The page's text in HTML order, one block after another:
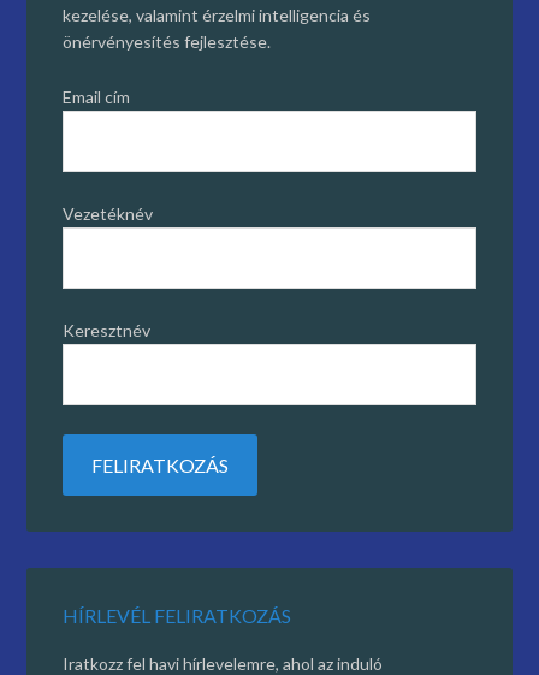
kezelése, valamint érzelmi intelligencia és
önérvényesítés fejlesztése.
Email cím
Vezetéknév
Keresztnév
HÍRLEVÉL FELIRATKOZÁS
Iratkozz fel havi hírlevelemre, ahol az induló